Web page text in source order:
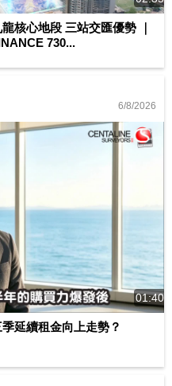
核心地段 三站交匯優勢 ｜
730...
6/8/2026
01:40
延續租金向上走勢？